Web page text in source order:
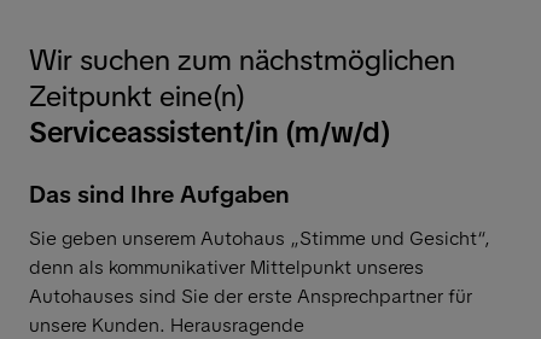
Wir suchen zum nächstmöglichen
Zeitpunkt eine(n)
Serviceassistent/in (m/w/d)
Das sind Ihre Aufgaben
Sie geben unserem Autohaus „Stimme und Gesicht“,
denn als kommunikativer Mittelpunkt unseres
Autohauses sind Sie der erste Ansprechpartner für
unsere Kunden. Herausragende